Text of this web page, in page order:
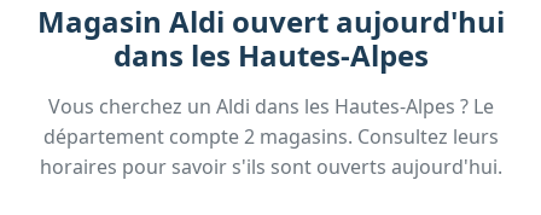
Magasin Aldi ouvert aujourd'hui
dans les Hautes-Alpes
Vous cherchez un Aldi dans les Hautes-Alpes ? Le
département compte2magasins. Consultez leurs
horaires pour savoir s'ils sont ouverts aujourd'hui.